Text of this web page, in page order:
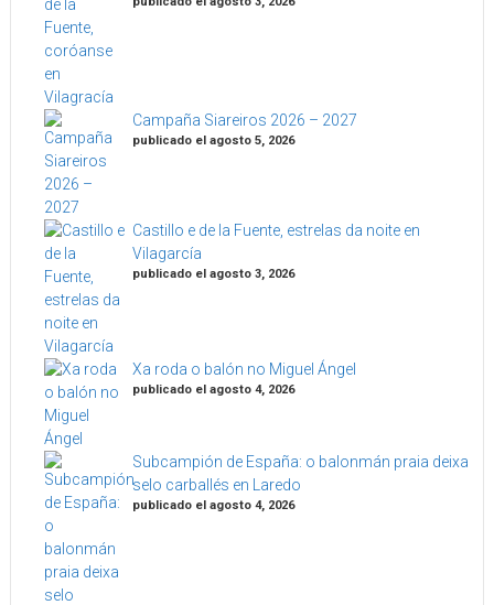
Campaña Siareiros 2026 – 2027
publicado el agosto 5, 2026
Castillo e de la Fuente, estrelas da noite en
Vilagarcía
publicado el agosto 3, 2026
Xa roda o balón no Miguel Ángel
publicado el agosto 4, 2026
Subcampión de España: o balonmán praia deixa
selo carballés en Laredo
publicado el agosto 4, 2026